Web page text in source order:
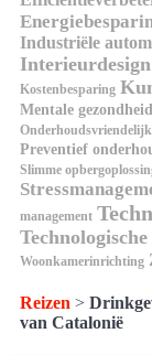
Industriële
Interieurdesign
Kostenbesparing
Mentale gezondheid
Preventief
Slimme
management
Woonkamerinrichting
Reizen >
van Catalonië